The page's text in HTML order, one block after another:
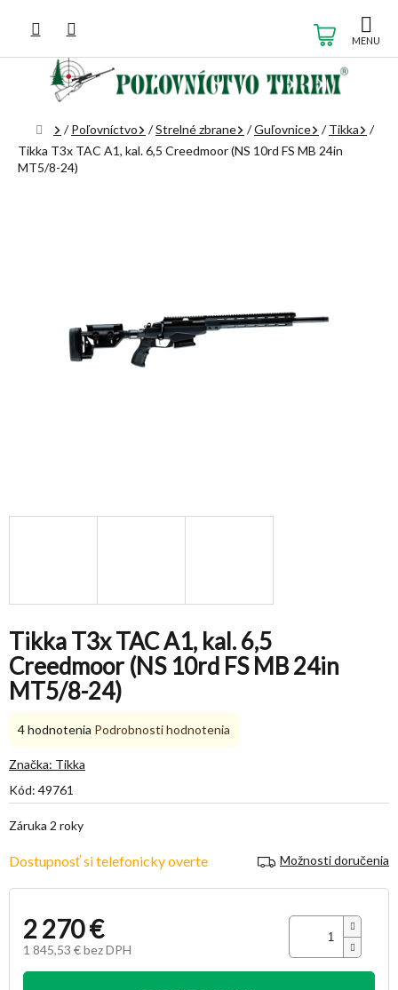
obsah
KOŠÍK
Domov
/ Poľovníctvo /Strelné zbrane /Guľovnice / Tikka
/
Tikka T3x TAC A1, kal. 6,5 Creedmoor (NS 10rd FS MB 24in
MT5/8-24)
Tikka T3x TAC A1, kal. 6,5
Creedmoor (NS 10rd FS MB 24in
MT5/8-24)
Kód: 49761
Dostupnosť si telefonicky overte Možnosti doručenia
2 270 €
1 845,53 € bez DPH
Jednotková
Záruka 2 roky
Priemerné
produktu
5,0
5
4 hodnotenia Podrobnosti hodnotenia
Značka: Tikka